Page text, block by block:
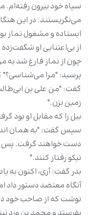
سپاه خود بیرون
می‌نگریستند. در این
ایستاده و مشغول نماز
از بی‌اعتنایی او
چون از نماز فارغ شد به
پرسید: "مرا می‌شناسی؟"
گفت: "من علی‌ بن‌
زمین بزن."
بیل را که مقابل او بود
سپس گفت: "به همان
دست خواهند گرفت. پس
نیکو رفتار کنند."
بدر گفت: آری، اکنون به‌
آنگاه معتضد دستور داد
نوشت که از صاحب خود در